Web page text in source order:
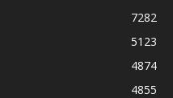
7282
5123
4874
4855